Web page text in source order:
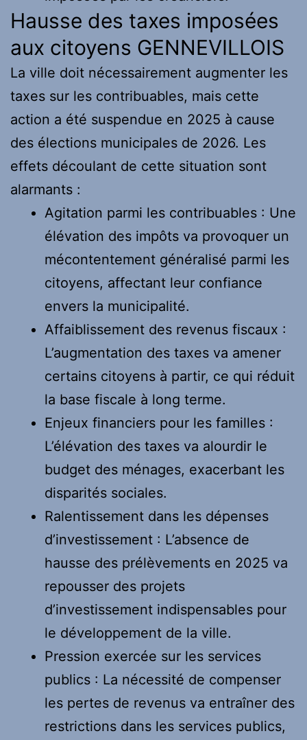
Hausse des taxes imposées
aux citoyens GENNEVILLOIS
La ville doit nécessairement augmenter les
taxes sur les contribuables, mais cette
action a été suspendue en 2025 à cause
des élections municipales de 2026. Les
effets découlant de cette situation sont
alarmants :
Agitation parmi les contribuables : Une
élévation des impôts va provoquer un
mécontentement généralisé parmi les
citoyens, affectant leur confiance
envers la municipalité.
Affaiblissement des revenus fiscaux :
L’augmentation des taxes va amener
certains citoyens à partir, ce qui réduit
la base fiscale à long terme.
Enjeux financiers pour les familles :
L’élévation des taxes va alourdir le
budget des ménages, exacerbant les
disparités sociales.
Ralentissement dans les dépenses
d’investissement : L’absence de
hausse des prélèvements en 2025 va
repousser des projets
d’investissement indispensables pour
le développement de la ville.
Pression exercée sur les services
publics : La nécessité de compenser
les pertes de revenus va entraîner des
restrictions dans les services publics,